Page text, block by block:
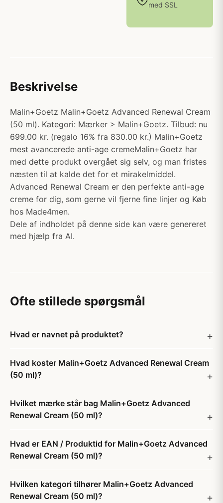
med SSL
Beskrivelse
Malin+Goetz Malin+Goetz Advanced Renewal Cream
(50 ml). Kategori: Mærker > Malin+Goetz. Tilbud: nu
699.00 kr. (regalo 16% fra 830.00 kr.) Malin+Goetz
mest avancerede anti-age cremeMalin+Goetz har
med dette produkt overgået sig selv, og man fristes
næsten til at kalde det for et mirakelmiddel.
Advanced Renewal Cream er den perfekte anti-age
creme for dig, som gerne vil fjerne fine linjer og Køb
hos Made4men.
Dele af indholdet på denne side kan være genereret
med hjælp fra AI.
Ofte stillede spørgsmål
Hvad er navnet på produktet?
Hvad koster Malin+Goetz Advanced Renewal Cream
(50 ml)?
Hvilket mærke står bag Malin+Goetz Advanced
Renewal Cream (50 ml)?
Hvad er EAN / Produktid for Malin+Goetz Advanced
Renewal Cream (50 ml)?
Hvilken kategori tilhører Malin+Goetz Advanced
Renewal Cream (50 ml)?